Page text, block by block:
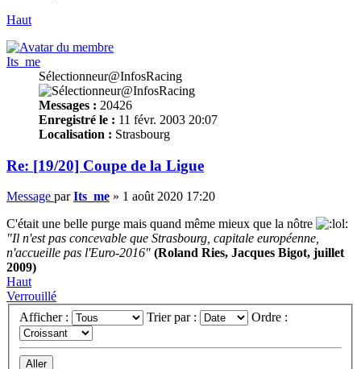
Haut
Its_me
Sélectionneur@InfosRacing
Messages : 20426
Enregistré le : 11 févr. 2003 20:07
Localisation : Strasbourg
Re: [19/20] Coupe de la Ligue
Message parIts_me » 1 août 2020 17:20
C'était une belle purge mais quand même mieux que la nôtre
"Il n'est pas concevable que Strasbourg, capitale européenne,
n'accueille pas l'Euro-2016" (Roland Ries, Jacques Bigot, juillet
2009)
Haut
Verrouillé
Afficher :
Trier par : Ordre :